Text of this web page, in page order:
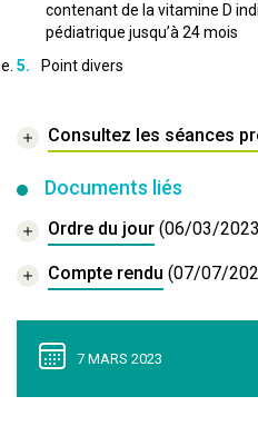
contenant de la vitamine D
pédiatrique jusqu’à 24 mois
Point divers
Consultez les séances
Documents liés
Ordre du jour (06/03/
Compte rendu (07/07/
7 MARS 2023